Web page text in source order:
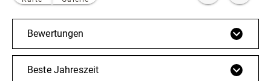
Bewertungen
Beste Jahreszeit